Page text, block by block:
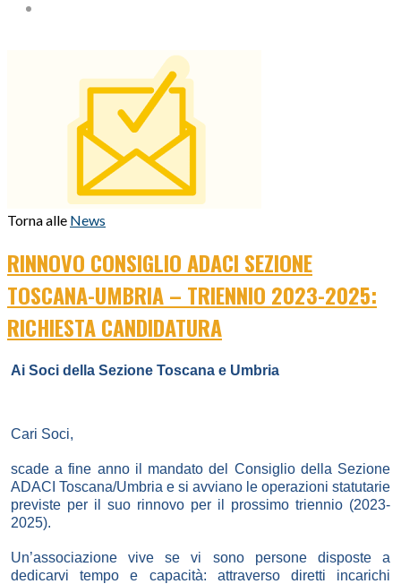
Torna alle News
RINNOVO CONSIGLIO ADACI SEZIONE
TOSCANA-UMBRIA – TRIENNIO 2023-2025:
RICHIESTA CANDIDATURA
Ai Soci della Sezione Toscana e Umbria
Cari Soci,
scade a fine anno il mandato del Consiglio della Sezione
ADACI Toscana/Umbria e si avviano le operazioni statutarie
previste per il suo rinnovo per il prossimo triennio (2023-
2025).
Un’associazione vive se vi sono persone disposte a
dedicarvi tempo e capacità: attraverso diretti incarichi